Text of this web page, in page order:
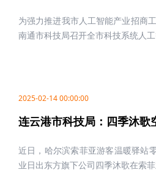
为强力推进我市人工智能产业招商
南通市科技局召开全市科技系统人
2025-02-14 00:00:00
连云港市科技局：四季沐
近日，哈尔滨索菲亚游客温暖驿站
业日出东方旗下公司四季沐歌在索